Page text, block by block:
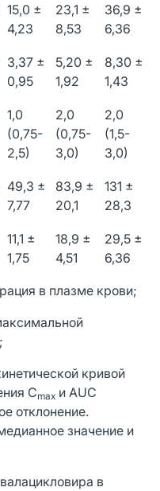
15,0 ±
4,23
23,1 ±
8,53
36,9 ±
6,36
3,37 ±
0,95
5,20 ±
1,92
8,30 ±
1,43
1,0
(0,75-
2,5)
2,0
(0,75-
3,0)
2,0
(1,5-
3,0)
49,3 ±
7,77
83,9 ±
20,1
131 ±
28,3
11,1 ±
1,75
18,9 ±
4,51
29,5 ±
6,36
в плазме крови;
кривой
Cmax и AUC
отклонение.
значение и
в